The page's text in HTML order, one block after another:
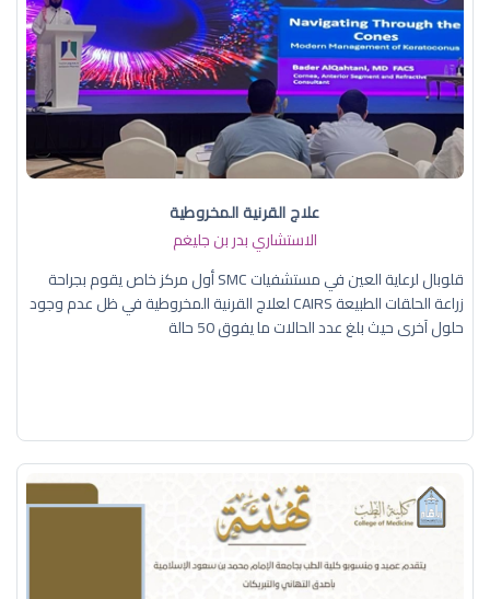
علاج القرنية المخروطية
الاستشاري بدر بن جليغم
قلوبال لرعاية العين في مستشفيات SMC أول مركز خاص يقوم بجراحة
زراعة الحلقات الطبيعة CAIRS لعلاج القرنية المخروطية في ظل عدم وجود
حلول آخرى حيث بلغ عدد الحالات ما يفوق 50 حالة